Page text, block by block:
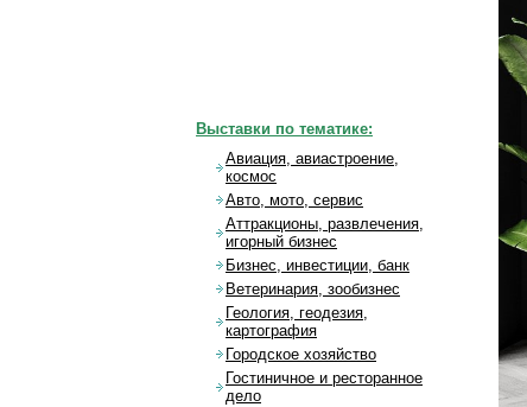
Выставки по тематике:
Авиация, авиастроение,
космос
Авто, мото, сервис
Аттракционы, развлечения,
игорный бизнес
Бизнес, инвестиции, банк
Ветеринария, зообизнес
Геология, геодезия,
картография
Городское хозяйство
Гостиничное и ресторанное
дело